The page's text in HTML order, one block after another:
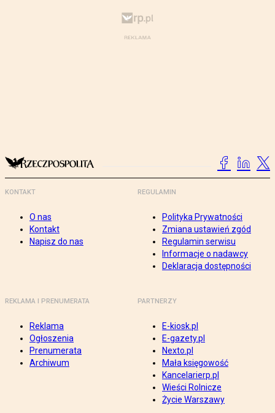
KONTAKT
O nas
Kontakt
Napisz do nas
REGULAMIN
Polityka Prywatności
Zmiana ustawień zgód
Regulamin serwisu
Informacje o nadawcy
Deklaracja dostępności
REKLAMA I PRENUMERATA
Reklama
Ogłoszenia
Prenumerata
Archiwum
PARTNERZY
E-kiosk.pl
E-gazety.pl
Nexto.pl
Mała księgowość
Kancelarierp.pl
Wieści Rolnicze
Życie Warszawy